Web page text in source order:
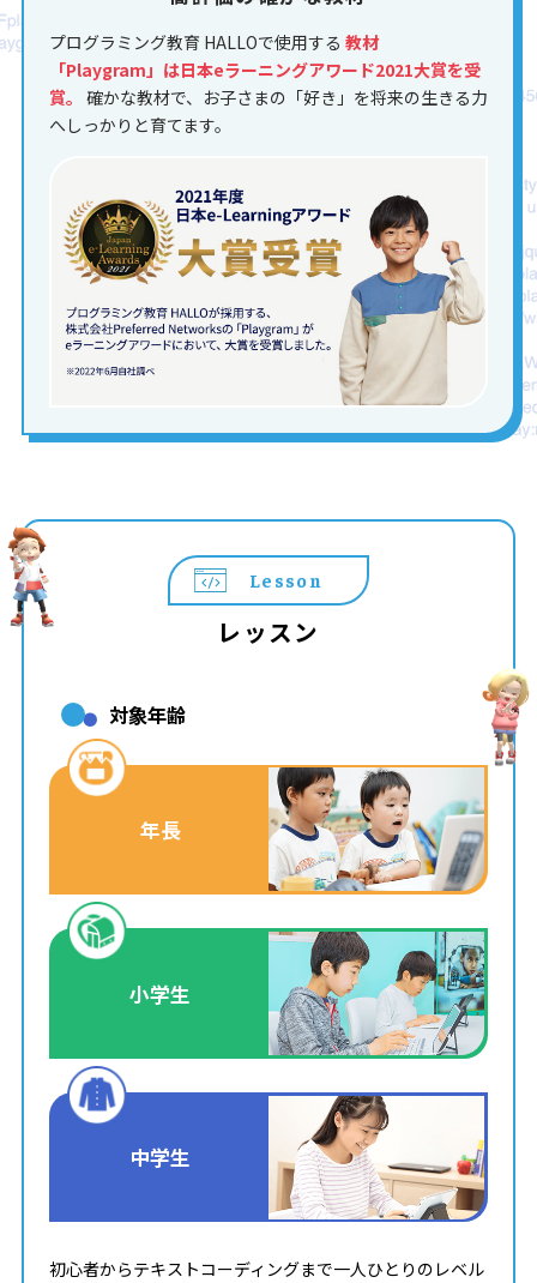
プログラミング教育 HALLOで使用する 教材
「Playgram」は日本eラーニングアワード2021大賞を受
賞。 確かな教材で、お子さまの「好き」を将来の生きる力
へしっかりと育てます。
Lesson
レッスン
対象年齢
年長
小学生
中学生
初心者からテキストコーディングまで一人ひとりのレベル